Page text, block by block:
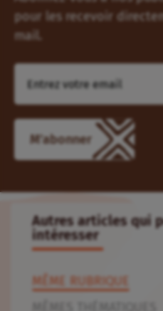
pour les recevoir
mail.
M'abonner
Autres articles qui
intéresser
MÊME RUBRIQUE